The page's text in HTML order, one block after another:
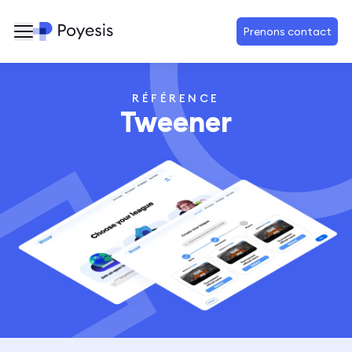
Prenons contact
RÉFÉRENCE
Tweener